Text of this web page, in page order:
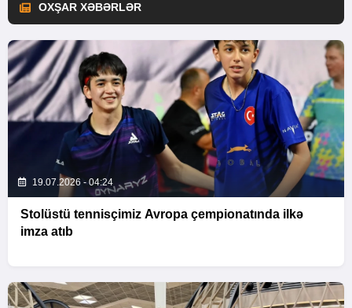
OXŞAR XƏBƏRLƏR
19.07.2026 - 04:24
Stolüstü tennisçimiz Avropa çempionatında ilkə
imza atıb